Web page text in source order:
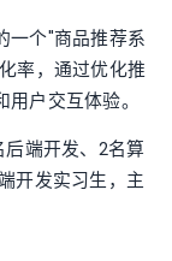
一个"商品推荐系
率，通过优化推
户交互体验。
端开发、2名算
开发实习生，主